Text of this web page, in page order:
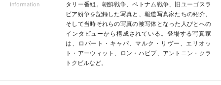
Information
タリー番組。朝鮮戦争、ベトナム戦争、旧ユーゴスラ
ビア紛争を記録した写真と、報道写真家たちの紹介、
そして当時それらの写真の被写体となった人びとへの
インタビューから構成されている。登場する写真家
は、ロバート・キャパ、マルク・リヴー、エリオッ
ト・アーウィット、ロン・ハビブ、アントニン・クラ
トクビルなど。